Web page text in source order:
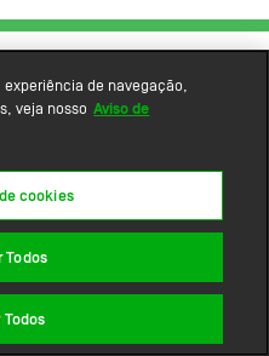
de navegação,
veja nosso Aviso de
cookies
Todos